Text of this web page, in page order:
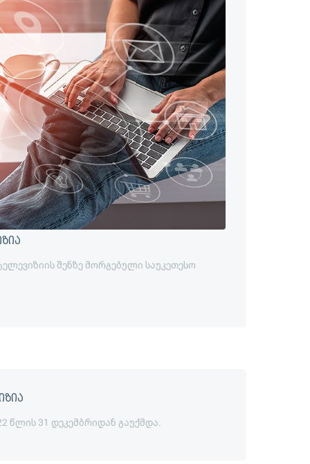
შენზე მორგებული საუკეთესო
წლის 31 დეკემბრიდან გაუქმდა.